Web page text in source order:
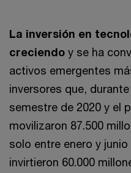
La inversión en
creciendo y se ha
activos emergentes
inversores que,
semestre de 2020 y el
movilizaron 87.500
solo entre enero y
invirtieron 60.000